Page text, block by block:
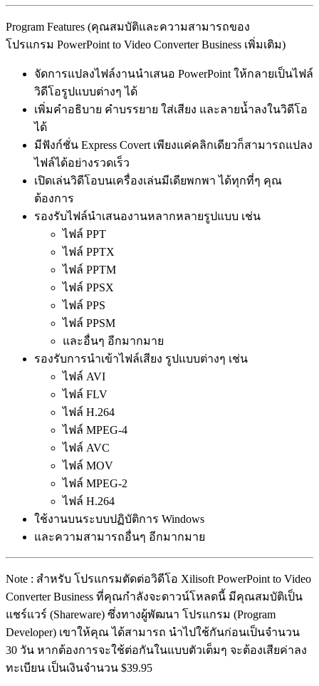
Program Features (คุณสมบัติและความสามารถของ
โปรแกรม PowerPoint to Video Converter Business เพิ่มเติม)
จัดการแปลงไฟล์งานนำเสนอ PowerPoint ให้กลายเป็นไฟล์
วิดีโอรูปแบบต่างๆ ได้
เพิ่มคำอธิบาย คำบรรยาย ใส่เสียง และลายน้ำลงในวิดีโอ
ได้
มีฟังก์ชั่น Express Covert เพียงแค่คลิกเดียวก็สามารถแปลง
ไฟล์ได้อย่างรวดเร็ว
เปิดเล่นวิดีโอบนเครื่องเล่นมีเดียพกพา ได้ทุกที่ๆ คุณ
ต้องการ
รองรับไฟล์นำเสนองานหลากหลายรูปแบบ เช่น
ไฟล์ PPT
ไฟล์ PPTX
ไฟล์ PPTM
ไฟล์ PPSX
ไฟล์ PPS
ไฟล์ PPSM
และอื่นๆ อีกมากมาย
รองรับการนำเข้าไฟล์เสียง รูปแบบต่างๆ เช่น
ไฟล์ AVI
ไฟล์ FLV
ไฟล์ H.264
ไฟล์ MPEG-4
ไฟล์ AVC
ไฟล์ MOV
ไฟล์ MPEG-2
ไฟล์ H.264
ใช้งานบนระบบปฏิบัติการ Windows
และความสามารถอื่นๆ อีกมากมาย
Note : สำหรับ โปรแกรมตัดต่อวิดีโอ Xilisoft PowerPoint to Video
Converter Business ที่คุณกำลังจะดาวน์โหลดนี้ มีคุณสมบัติเป็น
แชร์แวร์ (Shareware) ซึ่งทางผู้พัฒนา โปรแกรม (Program
Developer) เขาให้คุณ ได้สามารถ นำไปใช้กันก่อนเป็นจำนวน
30 วัน หากต้องการจะใช้ต่อกันในแบบตัวเต็มๆ จะต้องเสียค่าลง
ทะเบียน เป็นเงินจำนวน $39.95